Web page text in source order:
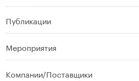
Публикации
Мероприятия
Компании/Поставщики